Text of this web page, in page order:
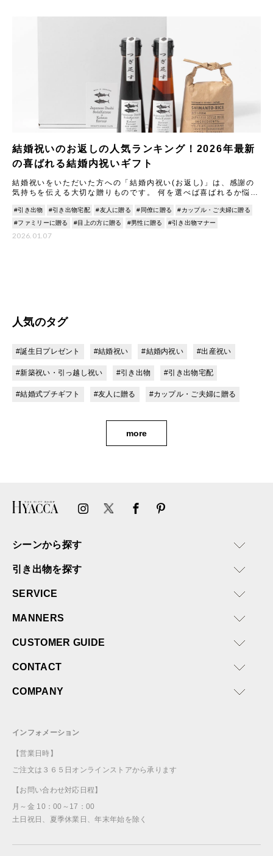
結婚祝いのお返しの人気ランキング！2026年最新
の喜ばれる結婚内祝いギフト
結婚祝いをいただいた方への「結婚内祝い(お返し)」は、感謝の
気持ちを伝える大切な贈りものです。 何を選べば喜ばれるか悩む
#引き出物 #引き出物宅配 #友人に贈る #同僚に贈る
#カップル・ご夫婦に贈る
#ファミリーに贈る
#目上の方に贈る #男性に贈る #引き出物マナー
2026.01.07
人気のタグ
#誕生日プレゼント #結婚祝い #結婚内祝い #出産祝い
#新築祝い・引っ越し祝い #引き出物 #引き出物宅配
#結婚式プチギフト #友人に贈る #カップル・ご夫婦に贈る
more
シーンから探す
引き出物を探す
SERVICE
MANNERS
CUSTOMER GUIDE
CONTACT
COMPANY
インフォメーション
【営業日時】
ご注文は３６５日オンラインストアから承ります
【お問い合わせ対応日程】
月～金 10：00～17：00
土日祝日、夏季休業日、年末年始を除く